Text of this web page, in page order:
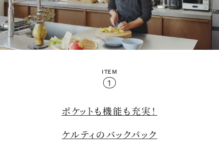
ITEM
1
ポケットも機能も充実！
ケルティのバックパック